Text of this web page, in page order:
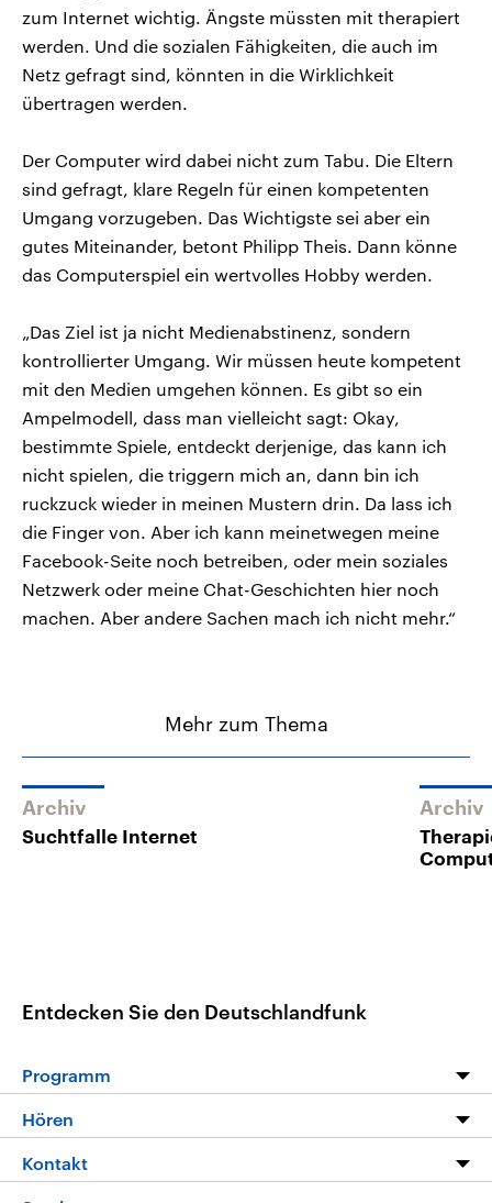
zum Internet wichtig. Ängste müssten mit therapiert
werden. Und die sozialen Fähigkeiten, die auch im
Netz gefragt sind, könnten in die Wirklichkeit
übertragen werden.
Der Computer wird dabei nicht zum Tabu. Die Eltern
sind gefragt, klare Regeln für einen kompetenten
Umgang vorzugeben. Das Wichtigste sei aber ein
gutes Miteinander, betont Philipp Theis. Dann könne
das Computerspiel ein wertvolles Hobby werden.
„Das Ziel ist ja nicht Medienabstinenz, sondern
kontrollierter Umgang. Wir müssen heute kompetent
mit den Medien umgehen können. Es gibt so ein
Ampelmodell, dass man vielleicht sagt: Okay,
bestimmte Spiele, entdeckt derjenige, das kann ich
nicht spielen, die triggern mich an, dann bin ich
ruckzuck wieder in meinen Mustern drin. Da lass ich
die Finger von. Aber ich kann meinetwegen meine
Facebook-Seite noch betreiben, oder mein soziales
Netzwerk oder meine Chat-Geschichten hier noch
machen. Aber andere Sachen mach ich nicht mehr.“
Mehr zum Thema
Archiv
Suchtfalle Internet
Archiv
Entdecken Sie den Deutschlandfunk
Programm
Programm
Die Nachrichten
Hören
Livestream
Kontakt